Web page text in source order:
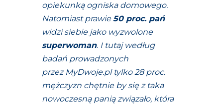
opiekunką ogniska domowego.
Natomiast prawie50 proc. pań
widzi siebie jako wyzwolone
superwoman. I tutaj według
badań prowadzonych
przez MyDwoje.pl tylko 28 proc.
mężczyzn chętnie by się z taka
nowoczesną panią związało, która